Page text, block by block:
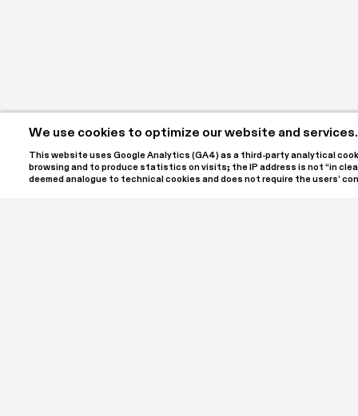
We use cookies to optimize our website and services.
This website uses Google Analytics (GA4) as a third-party analytical
browsing and to produce statistics on visits; the IP address is not “in
deemed analogue to technical cookies and does not require the users’